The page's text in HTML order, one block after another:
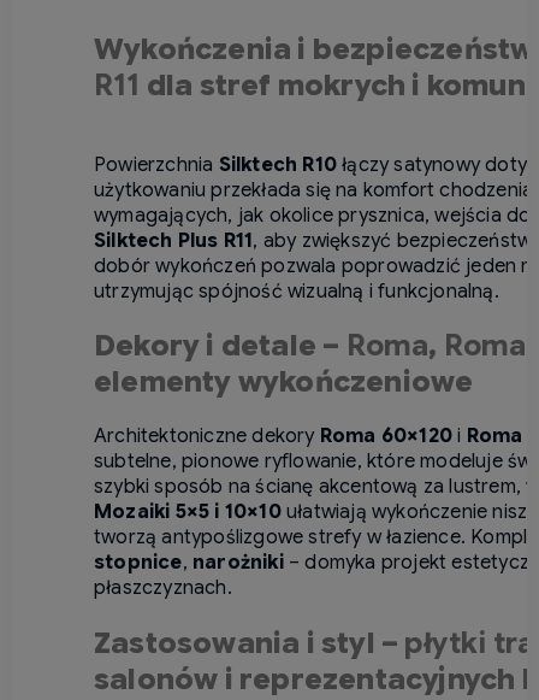
Wykończenia i
R11 dla stref mokrych i
Powierzchnia Silktech R10 łączy satynowy
użytkowaniu przekłada się na komfort
wymagających, jak okolice prysznica, wejścia
Silktech Plus R11, aby zwiększyć
dobór wykończeń pozwala poprowadzić jeden
utrzymując spójność wizualną i funkcjonalną.
Dekory i detale – Roma, Roma
elementy wykończeniowe
Architektoniczne dekory Roma 60×120 i Roma
subtelne, pionowe ryflowanie, które modeluje
szybki sposób na ścianę akcentową za lustrem,
Mozaiki 5×5 i 10×10ułatwiają wykończenie
tworzą antypoślizgowe strefy w łazience.
stopnice, narożniki– domyka projekt
płaszczyznach.
Zastosowania i styl – płytki
salonów i reprezentacyjnych